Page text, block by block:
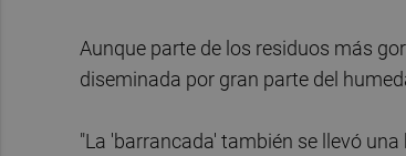
Aunque parte de los residuos más
diseminada por gran parte del
"La 'barrancada' también se llevó